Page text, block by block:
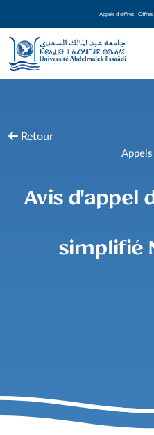
Appels d'offres Offres
Retour
Appels
Avis d'appel
simplifié